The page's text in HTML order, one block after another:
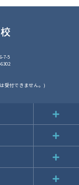
7-5
受付できません。)